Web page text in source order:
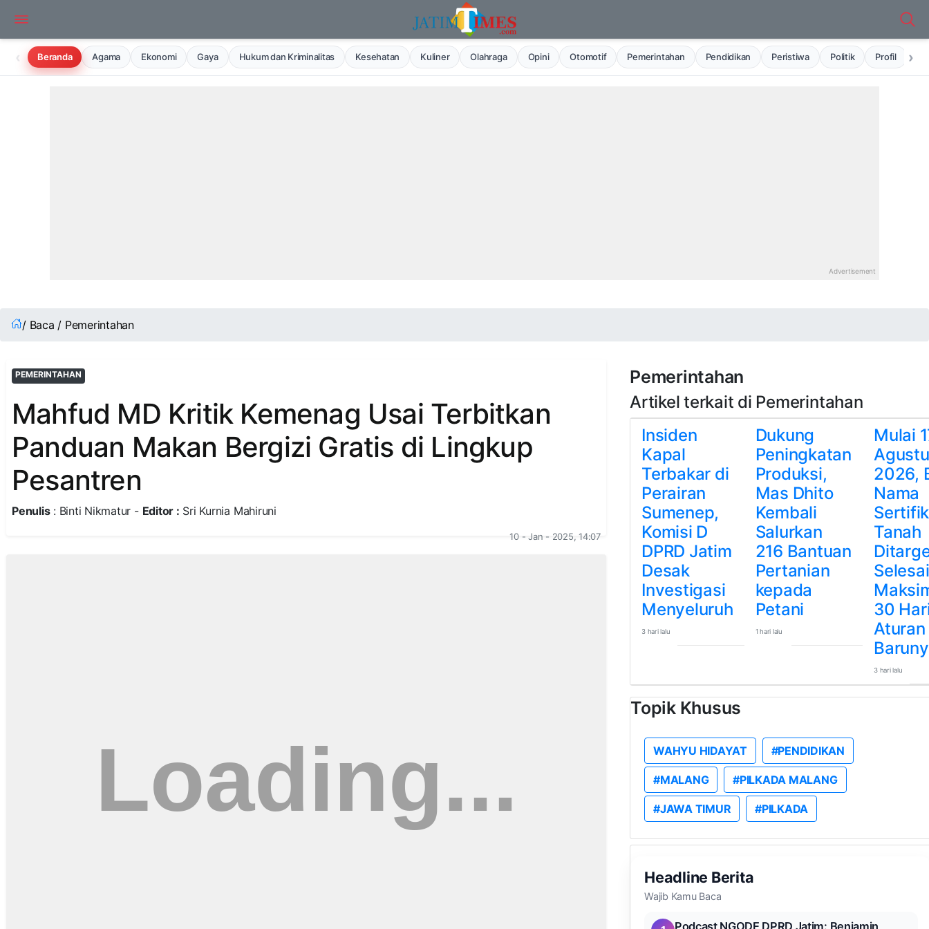
‹ Beranda Agama Ekonomi Gaya Hukum dan Kriminalitas Kesehatan Kuliner Olahraga Opini Otomotif Pemerintahan Pendidikan Peristiwa Politik Profil ›
/ Baca / Pemerintahan
PEMERINTAHAN
Mahfud MD Kritik Kemenag Usai Terbitkan
Panduan Makan Bergizi Gratis di Lingkup
Pesantren
Penulis: Binti Nikmatur - Editor : Sri Kurnia Mahiruni
10 - Jan - 2025, 14:07
Pemerintahan
Artikel terkait di Pemerintahan
Insiden
Kapal
Terbakar di
Perairan
Sumenep,
Komisi D
DPRD Jatim
Desak
Investigasi
Menyeluruh
3 hari lalu
Dukung
Peningkatan
Produksi,
Mas Dhito
Kembali
Salurkan
216 Bantuan
Pertanian
kepada
Petani
1 hari lalu
Mulai
2026,
Nama
Tanah
Selesai
30
Aturan
3 hari lalu
Topik Khusus
WAHYU HIDAYAT #PENDIDIKAN
#MALANG #PILKADA MALANG
#JAWA TIMUR #PILKADA
Headline Berita
Wajib Kamu Baca
Podcast NGODE DPRD Jatim: Benjamin